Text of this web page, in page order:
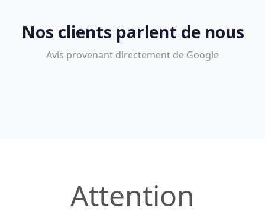
Nos clients parlent de nous
Avis provenant directement de Google
Attention